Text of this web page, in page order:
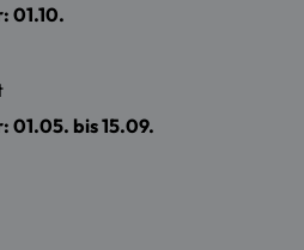
01.10.
01.05. bis 15.09.